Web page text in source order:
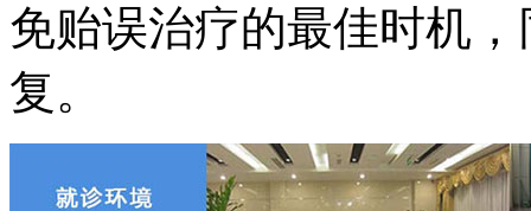
免贻误治疗的最佳时机
复。